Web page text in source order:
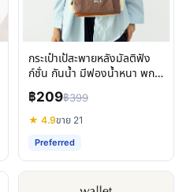
กระเป๋าเป้สะพายหลังมัลติฟัง
ก์ชั่น กันน้ำ มีฟองน้ำหนา พก
พาสะดวก
฿209฿399
★ 4.9ขาย 21
Preferred